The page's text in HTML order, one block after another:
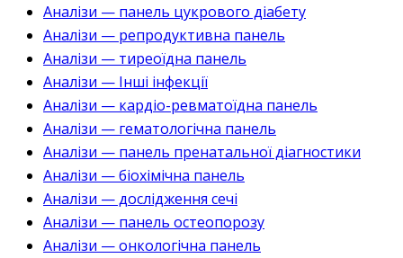
Аналізи — панель цукрового діабету
Аналізи — репродуктивна панель
Аналізи — тиреоїдна панель
Аналізи — Інші інфекції
Аналізи — кардіо-ревматоїдна панель
Аналізи — гематологічна панель
Аналізи — панель пренатальної діагностики
Аналізи — біохімічна панель
Аналізи — дослідження сечі
Аналізи — панель остеопорозу
Аналізи — онкологічна панель